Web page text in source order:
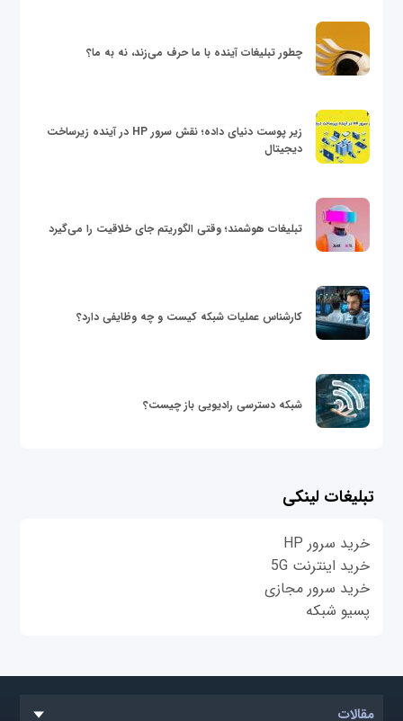
چطور تبلیغات آینده با ما حرف می‌زند، نه به ما؟
زیر پوست دنیای داده؛ نقش سرور HP در آینده زیرساخت
دیجیتال
تبلیغات هوشمند؛ وقتی الگوریتم جای خلاقیت را می‌گیرد
کارشناس عملیات شبکه کیست و چه وظایفی دارد؟
شبکه دسترسی رادیویی باز چیست؟
تبلیغات لینکی
خرید سرور HP
خرید اینترنت 5G
خرید سرور مجازی
پسیو شبکه
مقالات